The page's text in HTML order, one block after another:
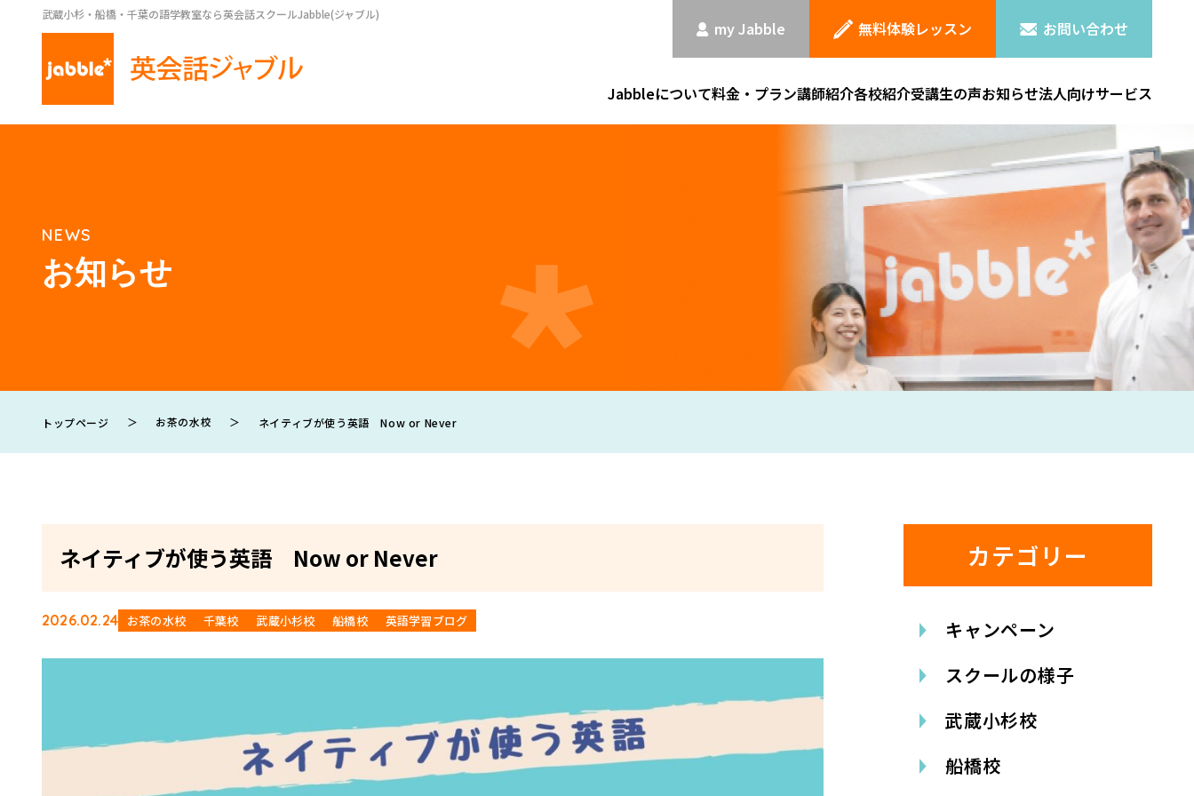
武蔵小杉・船橋・千葉の語学教室なら英会話スクールJabble(ジャブル)
my Jabble 無料体験レッスン お問い合わせ
Jabbleについて料金・プラン講師紹介各校紹介受講生の声お知らせ法人向けサービス
NEWS
お知らせ
トップページ ＞ お茶の水校 ＞ ネイティブが使う英語 Now or Never
ネイティブが使う英語 Now or Never
2026.02.24 お茶の水校 千葉校 武蔵小杉校 船橋校 英語学習ブログ
カテゴリー
キャンペーン
スクールの様子
武蔵小杉校
船橋校